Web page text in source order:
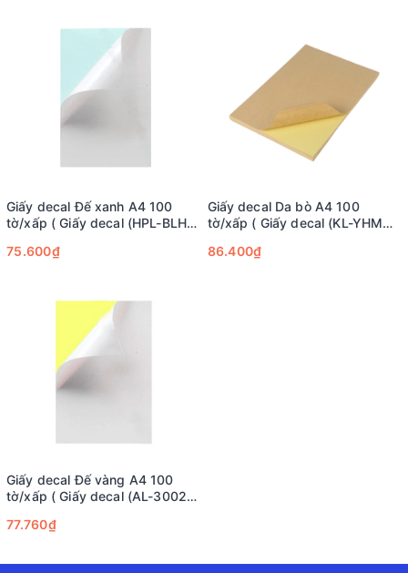
Giấy decal Đế xanh A4 100
tờ/xấp ( Giấy decal (HPL-BLHM
75.600₫
Giấy decal Da bò A4 100
tờ/xấp ( Giấy decal (KL-YHM
86.400₫
Giấy decal Đế vàng A4 100
tờ/xấp ( Giấy decal (AL-3002A
77.760₫